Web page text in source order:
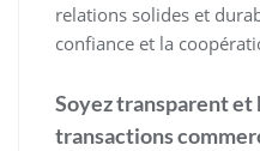
relations solides et
confiance et la
Soyez transparent et
transactions